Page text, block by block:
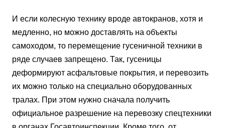
И если колесную технику вроде автокранов, хотя и
медленно, но можно доставлять на объекты
самоходом, то перемещение гусеничной техники в
ряде случаев запрещено. Так, гусеницы
деформируют асфальтовые покрытия, и перевозить
их можно только на специально оборудованных
тралах. При этом нужно сначала получить
официальное разрешение на перевозку спецтехники